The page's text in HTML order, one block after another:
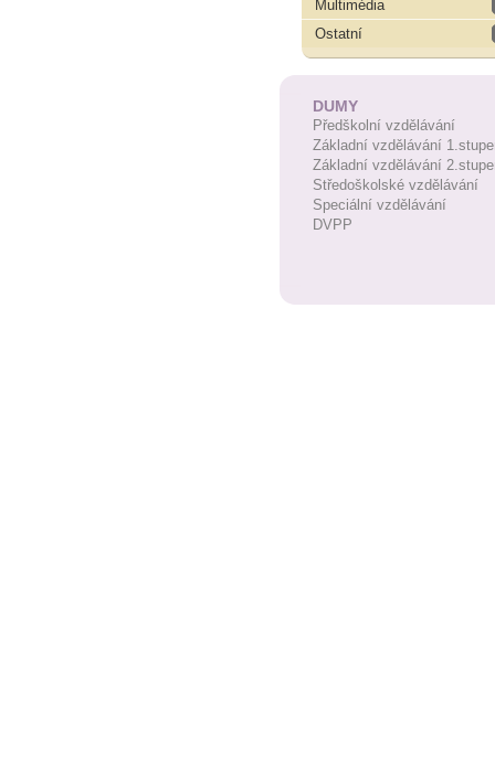
Multimédia
Ostatní
DUMY
Předškolní vzdělávání
Základní vzdělávání
Základní vzdělávání
Středoškolské vzdělávání
Speciální vzdělávání
DVPP